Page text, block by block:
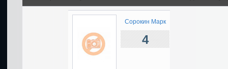
Сорокин Марк
4